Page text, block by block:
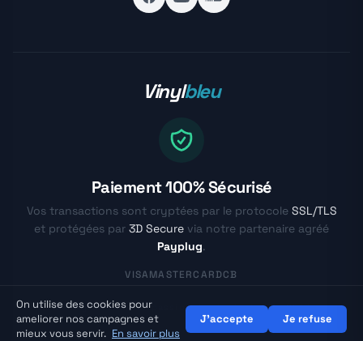
Vinylbleu
Paiement 100% Sécurisé
Vos transactions sont cryptées par le protocole SSL/TLS
et protégées par 3D Secure via notre partenaire agréé
Payplug.
VISAMASTERCARDCB
© Vinylbleu.fr - La passion du vinyle depuis 2017
On utilise des cookies pour
ameliorer nos campagnes et
mieux vous servir. En savoir plus
J'accepte Je refuse